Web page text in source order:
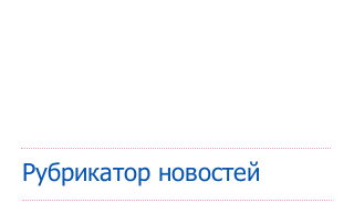
Рубрикатор новостей